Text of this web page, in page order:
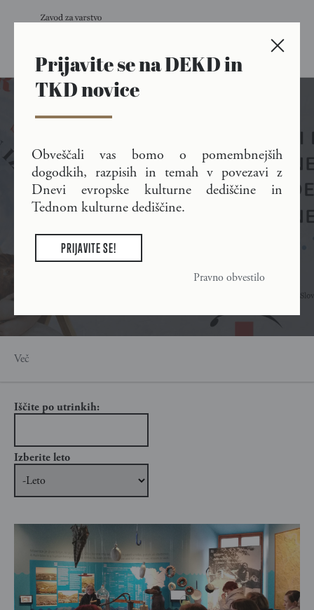
Skip to main content
Dnevi evropske kulturne
dediščine in Teden
kulturne dediščine
Več
Iščite po utrinkih:
Izberite leto
Izberite leto
Leto
Prijavite se na DEKD in
TKD novice
Obveščali vas bomo o pomembnejših
dogodkih, razpisih in temah v povezavi z
Dnevi evropske kulturne dediščine in
Tednom kulturne dediščine.
PRIJAVITE SE!
Pravno obvestilo